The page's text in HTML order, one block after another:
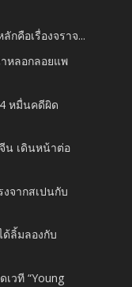
คือเรื่องจราจ...
หลอกลอยแพ
หมื่นคดีผิด
น เดินหน้าต่อ
จากสเปนกับ
ด้ลิ้มลองกับ
วที “Young